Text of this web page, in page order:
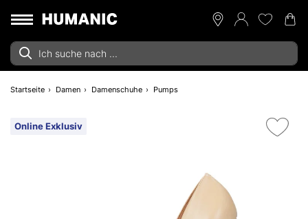
Startseite Damen Damenschuhe Pumps
Online Exklusiv